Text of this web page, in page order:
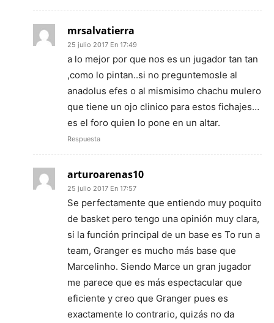
mrsalvatierra
25 julio 2017 En 17:49
a lo mejor por que nos es un jugador tan tan
,como lo pintan..si no preguntemosle al
anadolus efes o al mismisimo chachu mulero
que tiene un ojo clinico para estos fichajes…
es el foro quien lo pone en un altar.
Respuesta
arturoarenas10
25 julio 2017 En 17:57
Se perfectamente que entiendo muy poquito
de basket pero tengo una opinión muy clara,
si la función principal de un base es To run a
team, Granger es mucho más base que
Marcelinho. Siendo Marce un gran jugador
me parece que es más espectacular que
eficiente y creo que Granger pues es
exactamente lo contrario, quizás no da